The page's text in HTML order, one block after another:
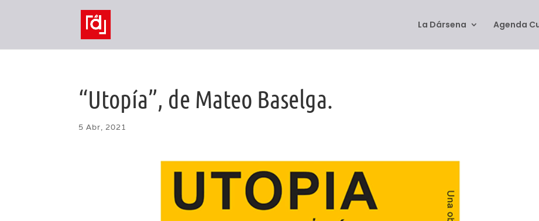
La Dársena Agenda
“Utopía”, de Mateo Baselga.
5 Abr, 2021